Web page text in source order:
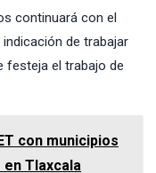
continuará con el
de trabajar
festeja el trabajo de
con municipios
Tlaxcala